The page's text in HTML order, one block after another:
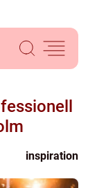
inspiration